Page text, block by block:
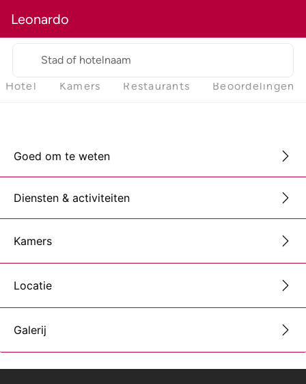
Leonardo
Stad of hotelnaam
Hotel Kamers Restaurants Beoordelingen
Goed om te weten
Diensten & activiteiten
Kamers
Locatie
Galerij